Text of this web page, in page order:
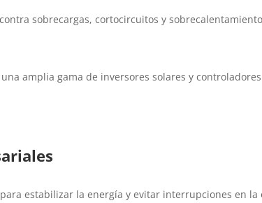
sobrecargas, cortocircuitos y
amplia gama de inversores solares y
estabilizar la energía y evitar interrupciones en la